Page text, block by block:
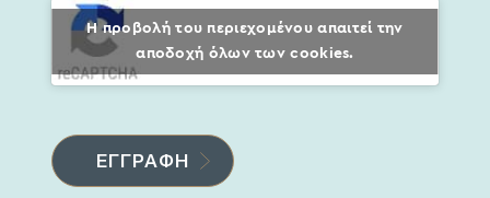
Η προβολή του περιεχομένου απαιτεί την
αποδοχή όλων των cookies.